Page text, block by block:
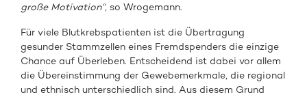
große Motivation“, so Wrogemann.
Für viele Blutkrebspatienten ist die Übertragung
gesunder Stammzellen eines Fremdspenders die einzige
Chance auf Überleben. Entscheidend ist dabei vor allem
die Übereinstimmung der Gewebemerkmale, die regional
und ethnisch unterschiedlich sind. Aus diesem Grund